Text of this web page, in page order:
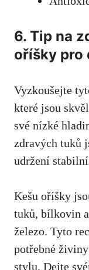
6. Tip na‌
oříšky pro
Vyzkoušejte
‍které⁣ jsou
své nízké
zdravých tuků‌
udržení‍
Kešu oříšky
tuků, bílkovin
železo. Tyto⁢
potřebné⁢
stylu. ‌Dejte